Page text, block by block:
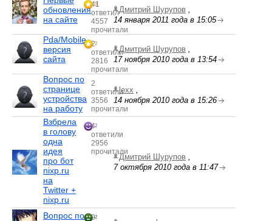
обновления
на сайте
5
41
ответил
4557
прочитали
Дмитрий Шурупов ,
14 января 2011 года в 15:05
Pda/Mobile-
версия
сайта
2
2
ответили
2816
прочитали
Дмитрий Шурупов ,
17 ноября 2010 года в 13:54
Вопрос по
странице
устройства
на работу
2
ответили
3556
прочитали
lexx ,
14 ноября 2010 года в 15:26
Взбрела
в голову
одна
идея
про бот
nixp.ru
на
Twitter +
nixp.ru
2
4
ответили
2956
прочитали
Дмитрий Шурупов ,
7 октября 2010 года в 11:47
Вопрос по
2
9